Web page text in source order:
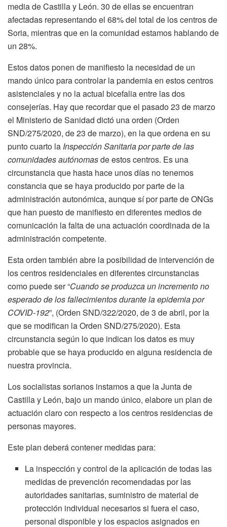
media de Castilla y León. 30 de ellas se encuentran
afectadas representando el 68% del total de los centros de
Soria, mientras que en la comunidad estamos hablando de
un 28%.
Estos datos ponen de manifiesto la necesidad de un
mando único para controlar la pandemia en estos centros
asistenciales y no la actual bicefalia entre las dos
consejerías. Hay que recordar que el pasado 23 de marzo
el Ministerio de Sanidad dictó una orden (Orden
SND/275/2020, de 23 de marzo), en la que ordena en su
punto cuarto la Inspección Sanitaria por parte de las
comunidades autónomasde estos centros. Es una
circunstancia que hasta hace unos días no tenemos
constancia que se haya producido por parte de la
administración autonómica, aunque sí por parte de ONGs
que han puesto de manifiesto en diferentes medios de
comunicación la falta de una actuación coordinada de la
administración competente.
Esta orden también abre la posibilidad de intervención de
los centros residenciales en diferentes circunstancias
como puede ser “Cuando se produzca un incremento no
esperado de los fallecimientos durante la epidemia por
COVID-192”, (Orden SND/322/2020, de 3 de abril, por la
que se modifican la Orden SND/275/2020). Esta
circunstancia según lo que indican los datos es muy
probable que se haya producido en alguna residencia de
nuestra provincia.
Los socialistas sorianos instamos a que la Junta de
Castilla y León, bajo un mando único, elabore un plan de
actuación claro con respecto a los centros residencias de
personas mayores.
Este plan deberá contener medidas para:
La inspección y control de la aplicación de todas las
medidas de prevención recomendadas por las
autoridades sanitarias, suministro de material de
protección individual necesarios si fuera el caso,
personal disponible y los espacios asignados en